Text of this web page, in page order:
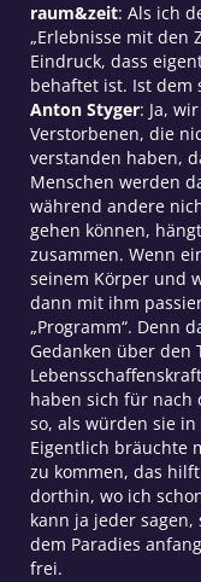
raum&zeit: Als ich
„Erlebnisse mit den
Eindruck, dass
behaftet ist. Ist dem
Anton Styger: Ja,
Verstorbenen, die
verstanden haben,
Menschen werden
während andere
gehen können,
zusammen. Wenn
seinem Körper und
dann mit ihm
„Programm“. Denn
Gedanken über
haben sich für nach
so, als würden sie
Eigentlich bräuchte
zu kommen, das
dorthin, wo ich
kann ja jeder
dem Paradies
frei.